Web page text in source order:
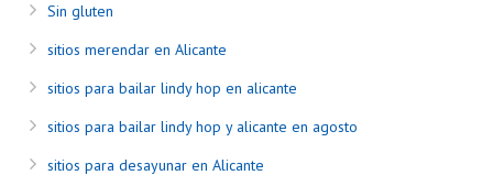
Sin gluten
sitios merendar en Alicante
sitios para bailar lindy hop en alicante
sitios para bailar lindy hop y alicante en agosto
sitios para desayunar en Alicante